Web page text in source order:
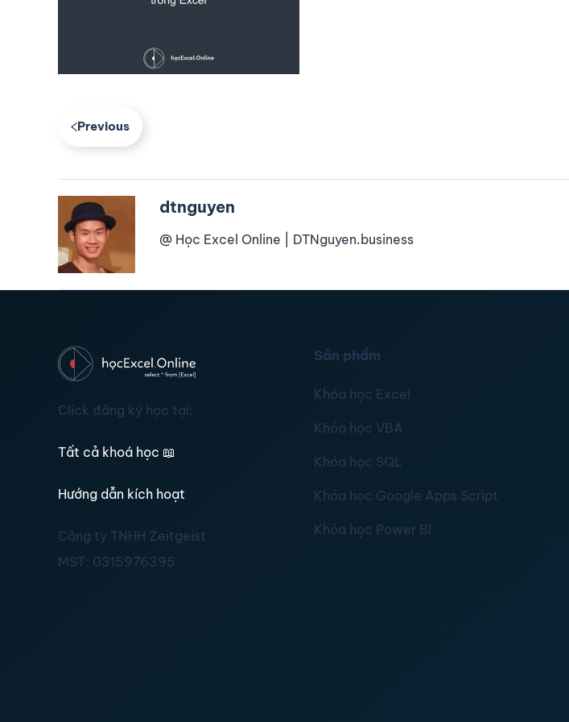
Previous
dtnguyen
@ Học Excel Online | DTNguyen.business
Click đăng ký học tại:
Tất cả khoá học 📖
Hướng dẫn kích hoạt
Công ty TNHH Zeitgeist
MST: 0315976395
Sản phẩm
Khóa học Excel
Khóa học VBA
Khóa học SQL
Khóa học Google Apps Script
Khóa học Power BI